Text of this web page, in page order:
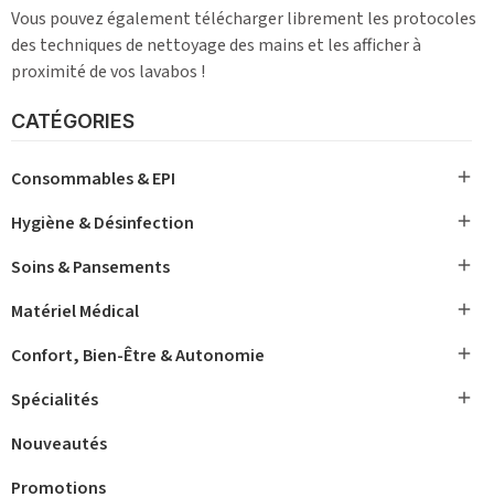
CATÉGORIES
Consommables & EPI 
Hygiène & Désinfection 
Soins & Pansements 
Matériel Médical 
Confort, Bien-Être & Autonomie 
Spécialités 
Nouveautés
Promotions
Vous pouvez également télécharger librement les protocoles
des techniques de nettoyage des mains et les afficher à
proximité de vos lavabos !